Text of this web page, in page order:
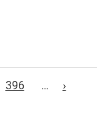
396 … ›